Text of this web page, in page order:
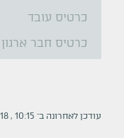
כרטיס עובד
כרטיס חבר ארגון
עודכן לאחרונה ב־ 10:15
,
18